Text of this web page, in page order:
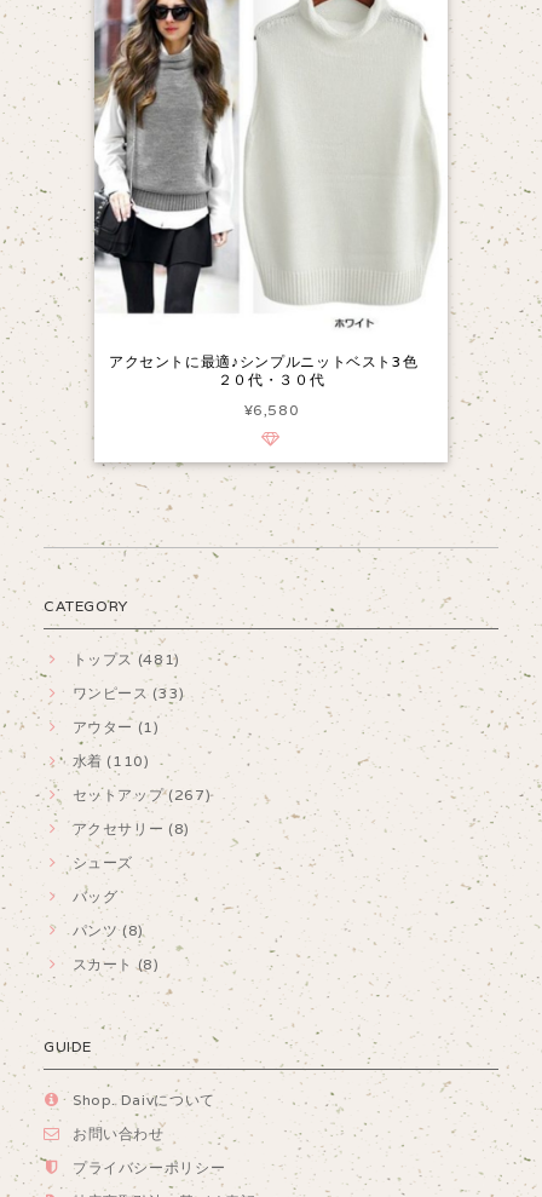
アクセントに最適♪シンプルニットベスト3色
２０代・３０代
¥6,580
CATEGORY
トップス (481)
ワンピース (33)
アウター (1)
水着 (110)
セットアップ (267)
アクセサリー (8)
シューズ
バッグ
パンツ (8)
スカート (8)
GUIDE
Shop. Daivについて
お問い合わせ
プライバシーポリシー